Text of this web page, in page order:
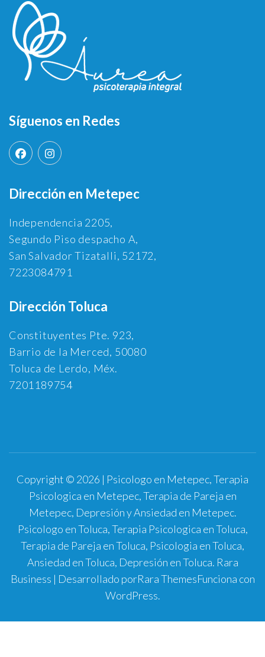
Síguenos en Redes
Dirección en Metepec
Independencia 2205,
Segundo Piso despacho A,
San Salvador Tizatalli, 52172,
7223084791
Dirección Toluca
Constituyentes Pte. 923,
Barrio de la Merced, 50080
Toluca de Lerdo, Méx.
7201189754
Copyright © 2026 | Psicologo en Metepec, Terapia
Psicologica en Metepec, Terapia de Pareja en
Metepec, Depresión y Ansiedad en Metepec.
Psicologo en Toluca, Terapia Psicologica en Toluca,
Terapia de Pareja en Toluca, Psicologia en Toluca,
Ansiedad en Toluca, Depresión en Toluca. Rara
Business | Desarrollado porRara ThemesFunciona con
WordPress.